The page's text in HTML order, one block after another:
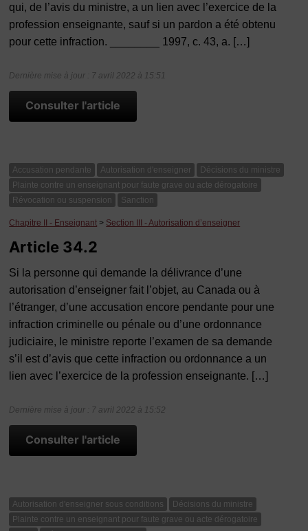
qui, de l’avis du ministre, a un lien avec l’exercice de la
profession enseignante, sauf si un pardon a été obtenu
pour cette infraction. ________ 1997, c. 43, a. […]
Dernière mise à jour : 7 avril 2022 à 15:51
Consulter l'article
Accusation pendante Autorisation d'enseigner
Décisions du ministre
Plainte contre un enseignant pour faute grave ou acte dérogatoire
Révocation ou suspension
Sanction
Chapitre II - Enseignant > Section III - Autorisation d’enseigner
Article 34.2
Si la personne qui demande la délivrance d’une
autorisation d’enseigner fait l’objet, au Canada ou à
l’étranger, d’une accusation encore pendante pour une
infraction criminelle ou pénale ou d’une ordonnance
judiciaire, le ministre reporte l’examen de sa demande
s’il est d’avis que cette infraction ou ordonnance a un
lien avec l’exercice de la profession enseignante. […]
Dernière mise à jour : 7 avril 2022 à 15:52
Consulter l'article
Autorisation d'enseigner sous conditions
Décisions du ministre
Plainte contre un enseignant pour faute grave ou acte dérogatoire